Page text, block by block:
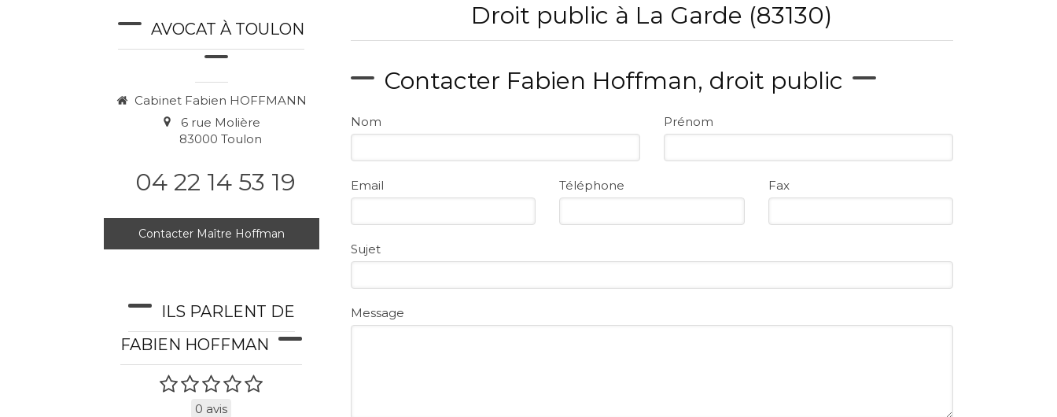
Droit public à La Garde (83130)
Contacter Fabien Hoffman, droit public
Nom Prénom
Email Téléphone Fax
Sujet
Message
AVOCAT À TOULON
Cabinet Fabien HOFFMANN
6 rue Molière
83000 Toulon
04 22 14 53 19
Contacter Maître Hoffman
ILS PARLENT DE
FABIEN HOFFMAN
0 avis